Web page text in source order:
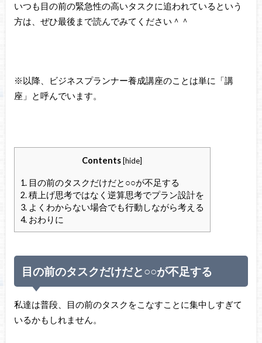
いつも目の前の緊急性の高いタスクに追われているという
方は、ぜひ最後まで読んでみてください＾＾
※以降、ビジネスプランナー養成講座のことは単に「講
座」と呼んでいます。
Contents [hide]
1.目の前のタスクだけだと○○が不足する
2.積上げ思考ではなく逆算思考でプラン設計を
3.よくわからない場合でも行動しながら考える
4.おわりに
目の前のタスクだけだと○○が不足する
私達は普段、目の前のタスクをこなすことに集中しすぎて
いるかもしれません。